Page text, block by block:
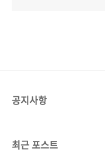
공지사항
최근 포스트